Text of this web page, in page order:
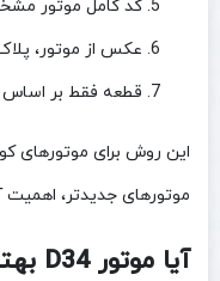
کد کامل موتور
عکس از موتور،
قطعه فقط بر
موتورهای جدیدتر،
آیا موتور D34 بهتر از کوباتا است؟